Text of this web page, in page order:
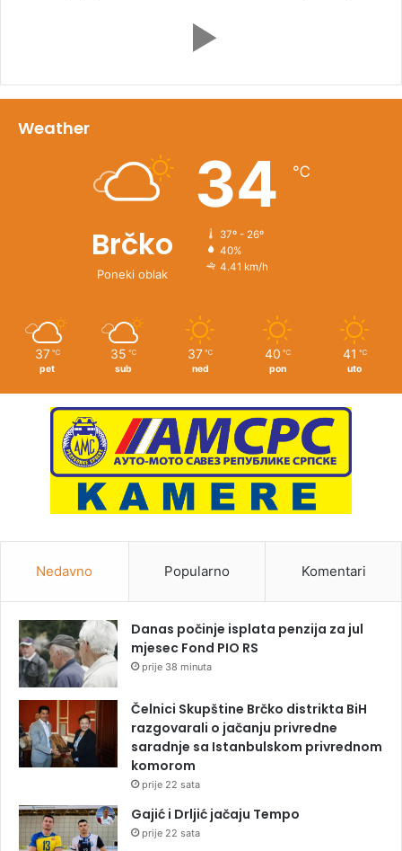
Weather
Brčko
Poneki oblak
34 ℃
37º - 26º
40%
4.41 km/h
37 ℃
pet
35 ℃
sub
37 ℃
ned
40 ℃
pon
41 ℃
uto
Nedavno Popularno Komentari
Danas počinje isplata penzija za jul
mjesec Fond PIO RS
prije 38 minuta
Čelnici Skupštine Brčko distrikta BiH
razgovarali o jačanju privredne
saradnje sa Istanbulskom privrednom
komorom
prije 22 sata
Gajić i Drljić jačaju Tempo
prije 22 sata